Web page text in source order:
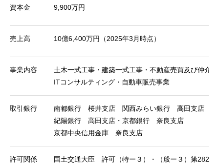
資本金 9,900万円
売上高 10億6,400万円（2025年3月時点）
事業内容
土木一式工事・建築一式工事・不動産売買及び仲介
ITコンサルティング・自動車販売事業
取引銀行
南都銀行 桜井支店 関西みらい銀行 高田支店
紀陽銀行 高田支店・京都銀行 奈良支店
京都中央信用金庫 奈良支店
許可関係
国土交通大臣 許可（特ー３）・（般ー３）第